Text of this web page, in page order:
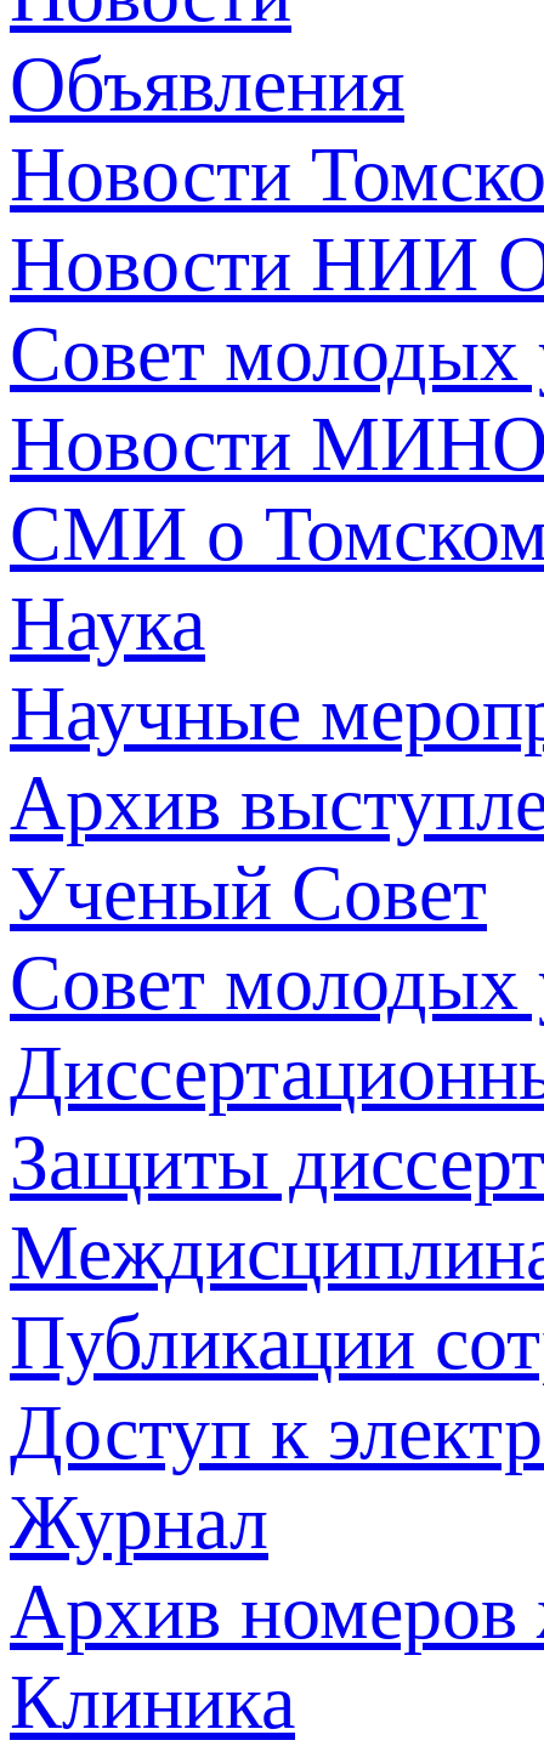
Объявления
Новости
Новости НИИ
Совет молодых
Новости
СМИ о
Наука
Научные
Архив
Ученый Совет
Совет молодых
Защиты
Публикации
Доступ к
Журнал
Архив номеров
Клиника